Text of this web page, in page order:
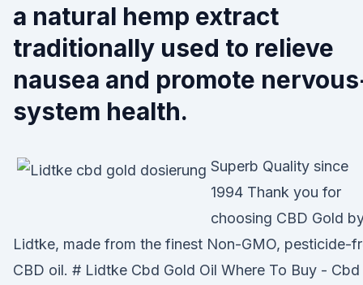
a natural hemp extract
traditionally used to relieve
nausea and promote
system health.
Superb Quality since
1994 Thank you for
choosing CBD Gold
Lidtke, made from the finest Non-GMO, pesticide-
CBD oil. # Lidtke Cbd Gold Oil Where To Buy - Cbd